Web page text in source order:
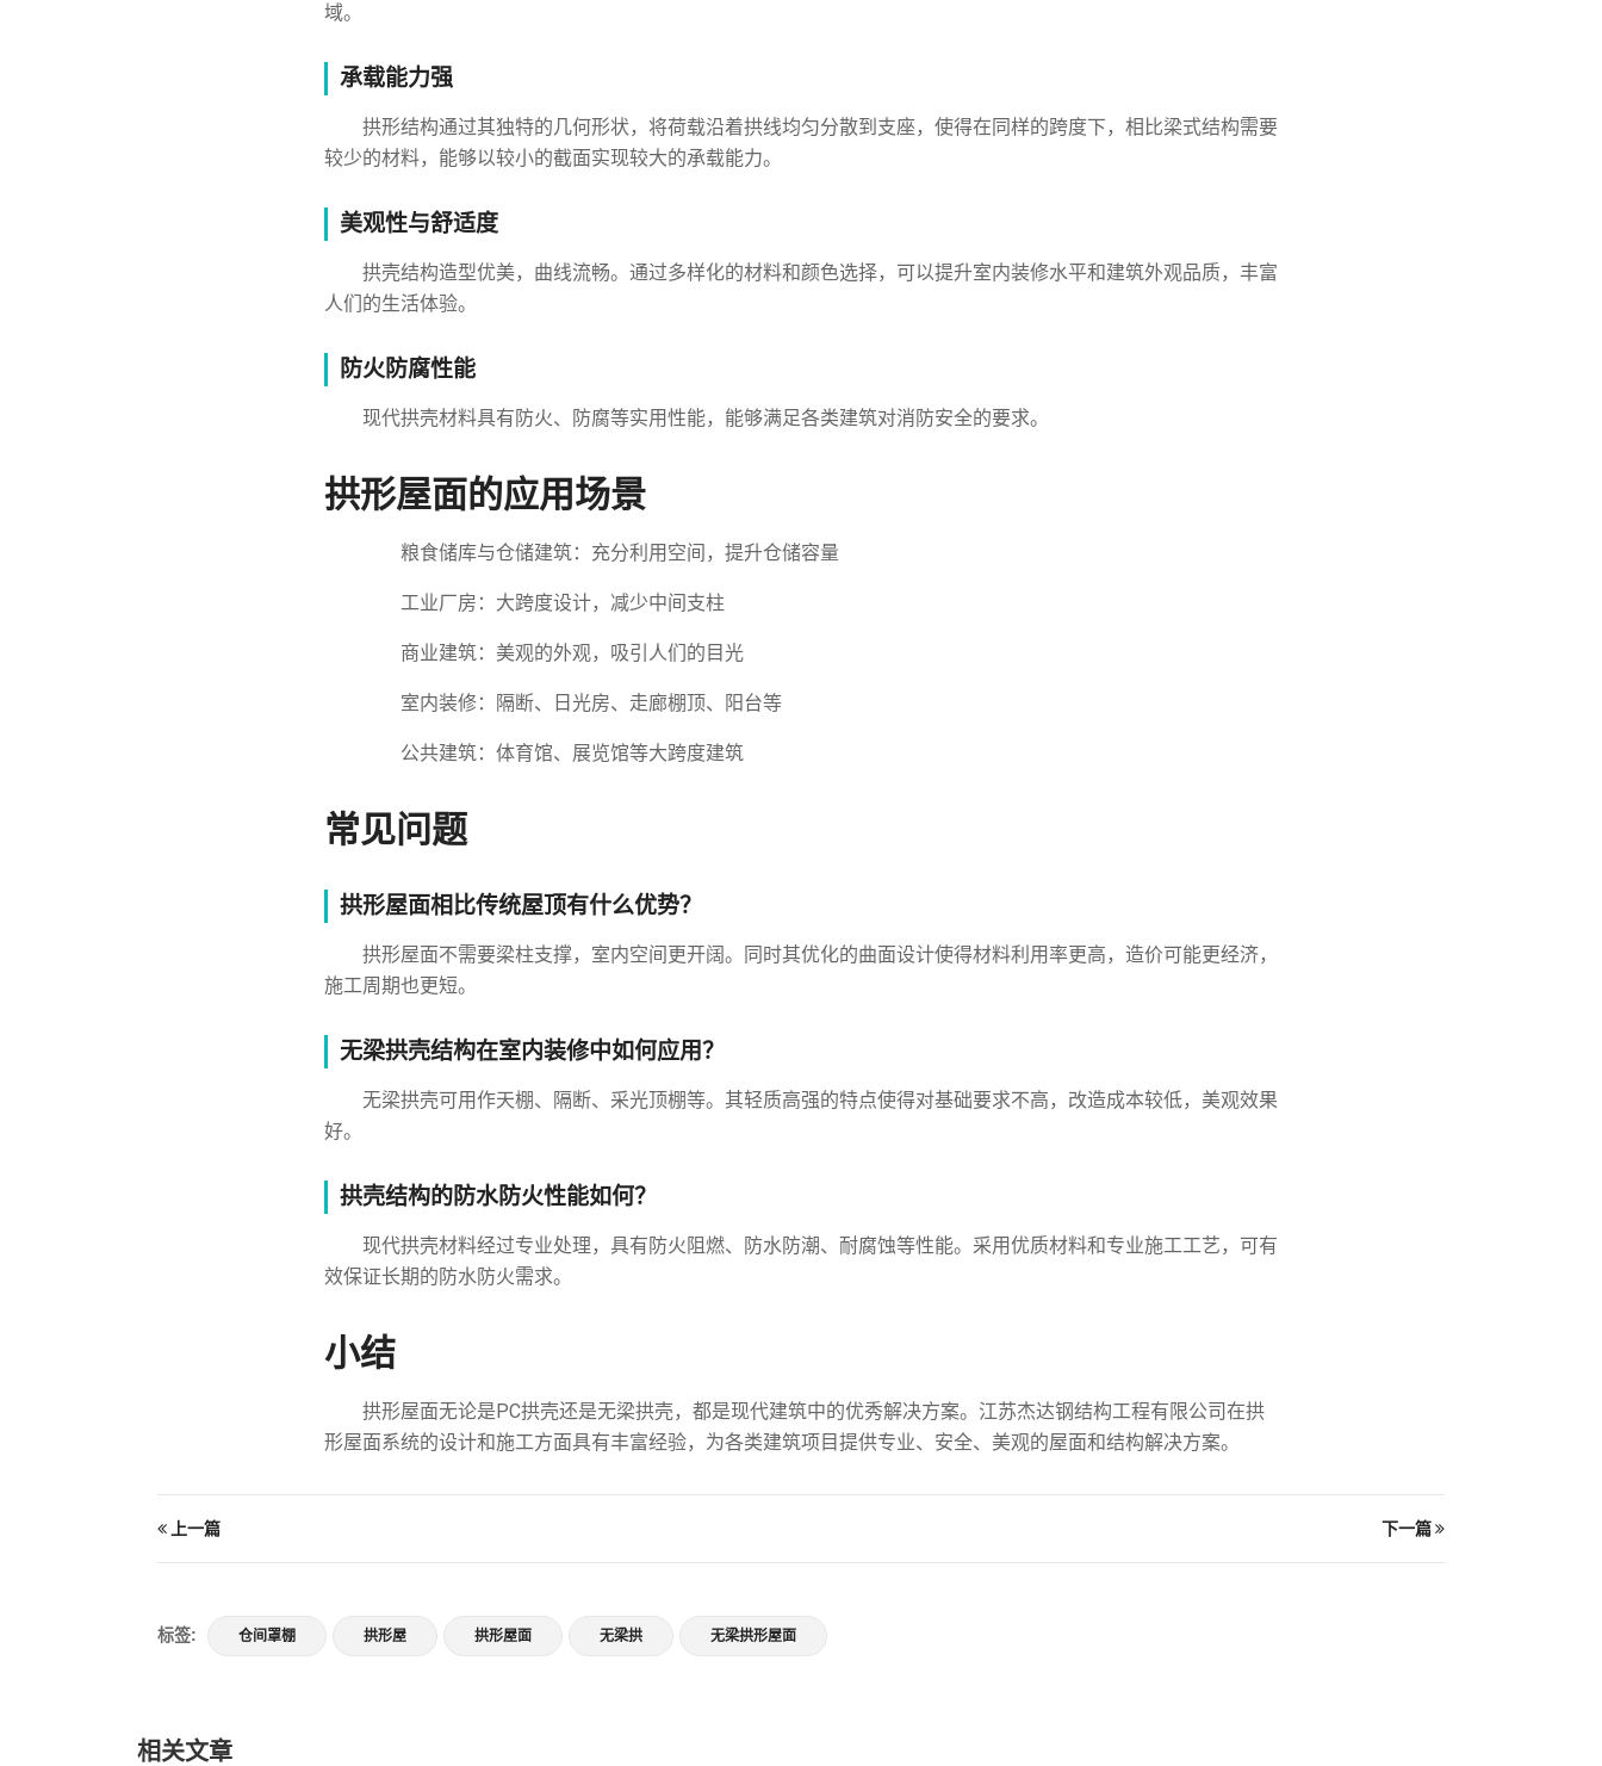
域。
承载能力强
拱形结构通过其独特的几何形状，将荷载沿着拱线均匀分散到支座，使得在同样的跨度下，相比梁式结构需要
较少的材料，能够以较小的截面实现较大的承载能力。
美观性与舒适度
拱壳结构造型优美，曲线流畅。通过多样化的材料和颜色选择，可以提升室内装修水平和建筑外观品质，丰富
人们的生活体验。
防火防腐性能
现代拱壳材料具有防火、防腐等实用性能，能够满足各类建筑对消防安全的要求。
拱形屋面的应用场景
粮食储库与仓储建筑：充分利用空间，提升仓储容量
工业厂房：大跨度设计，减少中间支柱
商业建筑：美观的外观，吸引人们的目光
室内装修：隔断、日光房、走廊棚顶、阳台等
公共建筑：体育馆、展览馆等大跨度建筑
常见问题
拱形屋面相比传统屋顶有什么优势？
拱形屋面不需要梁柱支撑，室内空间更开阔。同时其优化的曲面设计使得材料利用率更高，造价可能更经济，
施工周期也更短。
无梁拱壳结构在室内装修中如何应用？
无梁拱壳可用作天棚、隔断、采光顶棚等。其轻质高强的特点使得对基础要求不高，改造成本较低，美观效果
好。
拱壳结构的防水防火性能如何？
现代拱壳材料经过专业处理，具有防火阻燃、防水防潮、耐腐蚀等性能。采用优质材料和专业施工工艺，可有
效保证长期的防水防火需求。
小结
拱形屋面无论是PC拱壳还是无梁拱壳，都是现代建筑中的优秀解决方案。江苏杰达钢结构工程有限公司在拱
形屋面系统的设计和施工方面具有丰富经验，为各类建筑项目提供专业、安全、美观的屋面和结构解决方案。
上一篇 下一篇
标签: 仓间罩棚 拱形屋 拱形屋面 无梁拱 无梁拱形屋面
相关文章